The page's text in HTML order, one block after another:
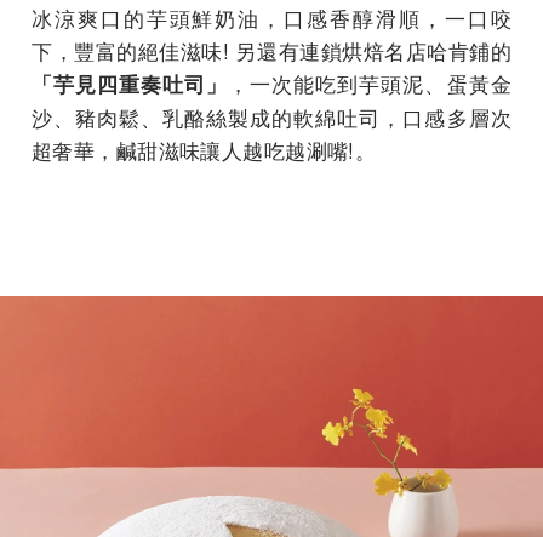
冰涼爽口的芋頭鮮奶油，口感香醇滑順，一口咬
下，豐富的絕佳滋味! 另還有連鎖烘焙名店哈肯鋪的
「芋見四重奏吐司」
，一次能吃到芋頭泥、蛋黃金
沙、豬肉鬆、乳酪絲製成的軟綿吐司，口感多層次
超奢華，鹹甜滋味讓人越吃越涮嘴!。